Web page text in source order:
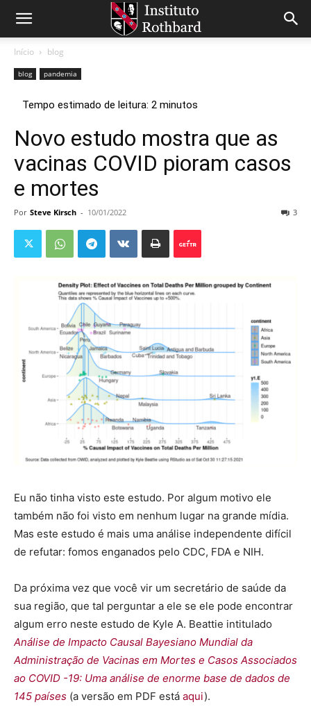
Início blog
blog pandemia
Novo estudo mostra que as
vacinas COVID pioram casos
e mortes
Por Steve Kirsch - 10/01/2022 3
Eu não tinha visto este estudo. Por algum motivo ele
também não foi visto em nenhum lugar na grande mídia.
Mas este estudo é mais uma análise independente difícil
de refutar: fomos enganados pelo CDC, FDA e NIH.
Da próxima vez que você vir um secretário de saúde da
sua região, que tal perguntar a ele se ele pode encontrar
algum erro neste estudo de Kyle A. Beattie intitulado
Análise de Impacto Causal Bayesiano Mundial da
Administração de Vacinas em Mortes e Casos Associados
ao COVID -19: Uma análise de enorme base de dados de
145 países (a versão em PDF está aqui).